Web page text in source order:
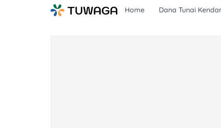
Home Dana Tunai